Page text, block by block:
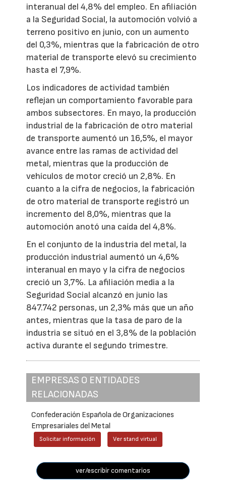
interanual del 4,8% del empleo. En afiliación
a la Seguridad Social, la automoción volvió a
terreno positivo en junio, con un aumento
del 0,3%, mientras que la fabricación de otro
material de transporte elevó su crecimiento
hasta el 7,9%.
Los indicadores de actividad también
reflejan un comportamiento favorable para
ambos subsectores. En mayo, la producción
industrial de la fabricación de otro material
de transporte aumentó un 16,5%, el mayor
avance entre las ramas de actividad del
metal, mientras que la producción de
vehículos de motor creció un 2,8%. En
cuanto a la cifra de negocios, la fabricación
de otro material de transporte registró un
incremento del 8,0%, mientras que la
automoción anotó una caída del 4,8%.
En el conjunto de la industria del metal, la
producción industrial aumentó un 4,6%
interanual en mayo y la cifra de negocios
creció un 3,7%. La afiliación media a la
Seguridad Social alcanzó en junio las
847.742 personas, un 2,3% más que un año
antes, mientras que la tasa de paro de la
industria se situó en el 3,8% de la población
activa durante el segundo trimestre.
EMPRESAS O ENTIDADES
RELACIONADAS
Confederación Española de Organizaciones
Empresariales del Metal
Solicitar información Ver stand virtual
ver/escribir comentarios